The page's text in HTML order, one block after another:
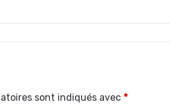
sont indiqués avec *